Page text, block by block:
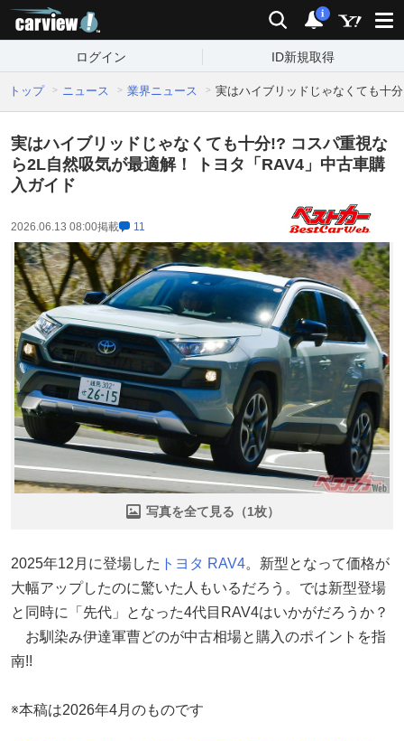
検索 通知
i
ログイン ID新規取得
トップ ニュース 業界ニュース 実はハイブリッドじゃなくても十
実はハイブリッドじゃなくても十分!? コスパ重視な
ら2L自然吸気が最適解！ トヨタ「RAV4」中古車購
入ガイド
2026.06.13 08:00掲載 11
写真を全て見る（1枚）
2025年12月に登場した トヨタ RAV4。新型となって価格が
大幅アップしたのに驚いた人もいるだろう。では新型登場
と同時に「先代」となった4代目RAV4はいかがだろうか？
お馴染み伊達軍曹どのが中古相場と購入のポイントを指
南!!
※本稿は2026年4月のものです